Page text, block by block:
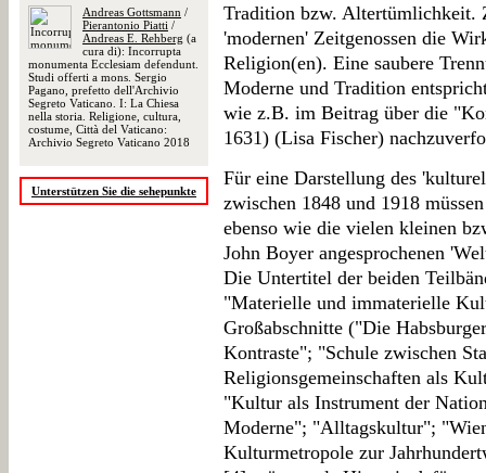
Andreas Gottsmann /
Pierantonio Piatti /
Andreas E. Rehberg (a
cura di): Incorrupta
monumenta Ecclesiam defendunt.
Studi offerti a mons. Sergio
Pagano, prefetto dell'Archivio
Segreto Vaticano. I: La Chiesa
nella storia. Religione, cultura,
costume, Città del Vaticano:
Archivio Segreto Vaticano 2018
Unterstützen Sie die sehepunkte
Tradition bzw. Altertümlichkeit.
'modernen' Zeitgenossen die
Religion(en). Eine saubere
Moderne und Tradition
wie z.B. im Beitrag über die
1631) (Lisa Fischer)
Für eine Darstellung des
zwischen 1848 und 1918
ebenso wie die vielen kleinen
John Boyer angesprochenen
Die Untertitel der beiden
"Materielle und immaterielle
Großabschnitte ("Die
Kontraste"; "Schule zwischen
Religionsgemeinschaften als
"Kultur als Instrument der
Moderne"; "Alltagskultur";
Kulturmetropole zur